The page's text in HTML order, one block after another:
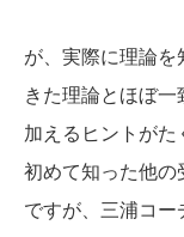
が、実際に理論を
きた理論とほぼ
加えるヒントがた
初めて知った他の
ですが、三浦コー